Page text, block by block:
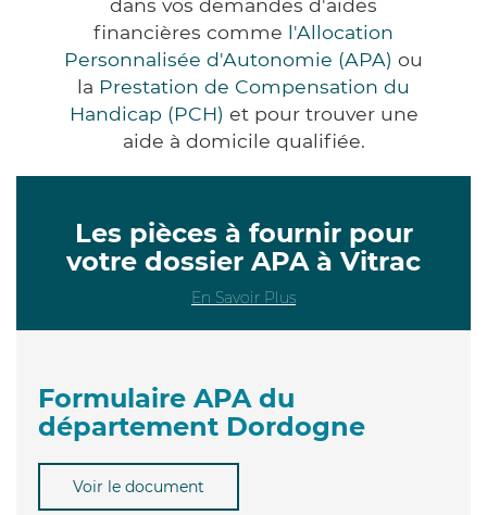
dans vos demandes d'aides
financières comme l'Allocation
Personnalisée d'Autonomie (APA) ou
la Prestation de Compensation du
Handicap (PCH) et pour trouver une
aide à domicile qualifiée.
Les pièces à fournir pour
votre dossier APA à Vitrac
En Savoir Plus
Formulaire APA du
département Dordogne
Voir le document